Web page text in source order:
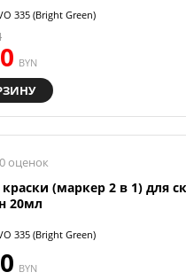
335 (Bright Green)
BYN
оценок
(маркер 2 в 1) для
20мл
335 (Bright Green)
BYN